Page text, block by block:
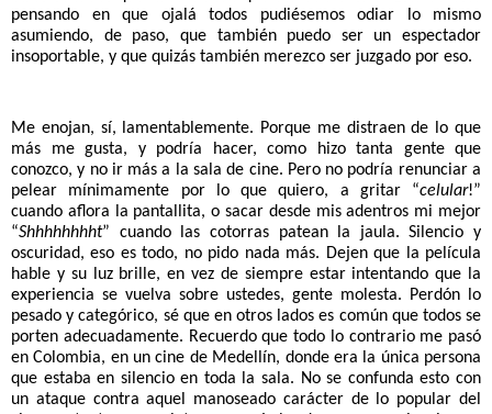
pensando en que ojalá todos pudiésemos odiar lo mismo
asumiendo, de paso, que también puedo ser un espectador
insoportable, y que quizás también merezco ser juzgado por eso.
Me enojan, sí, lamentablemente. Porque me distraen de lo que
más me gusta, y podría hacer, como hizo tanta gente que
conozco, y no ir más a la sala de cine. Pero no podría renunciar a
pelear mínimamente por lo que quiero, a gritar “celular!”
cuando aflora la pantallita, o sacar desde mis adentros mi mejor
“Shhhhhhhht” cuando las cotorras patean la jaula. Silencio y
oscuridad, eso es todo, no pido nada más. Dejen que la película
hable y su luz brille, en vez de siempre estar intentando que la
experiencia se vuelva sobre ustedes, gente molesta. Perdón lo
pesado y categórico, sé que en otros lados es común que todos se
porten adecuadamente. Recuerdo que todo lo contrario me pasó
en Colombia, en un cine de Medellín, donde era la única persona
que estaba en silencio en toda la sala. No se confunda esto con
un ataque contra aquel manoseado carácter de lo popular del